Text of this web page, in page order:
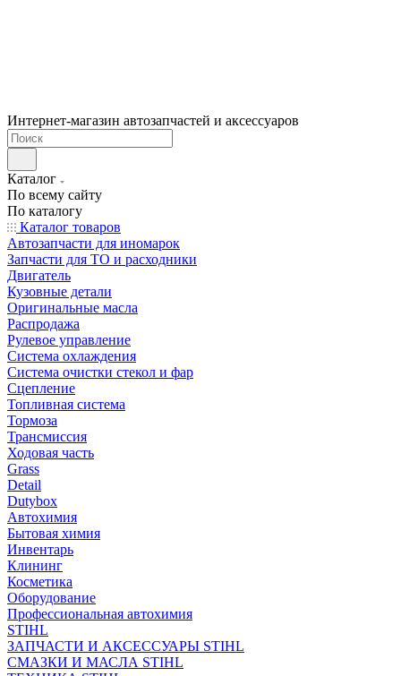
Интернет-магазин автозапчастей и аксессуаров
Каталог
По всему сайту
По каталогу
Каталог товаров
Автозапчасти для иномарок
Запчасти для ТО и расходники
Двигатель
Кузовные детали
Оригинальные масла
Распродажа
Рулевое управление
Система охлаждения
Система очистки стекол и фар
Сцепление
Топливная система
Тормоза
Трансмиссия
Ходовая часть
Grass
Detail
Dutybox
Автохимия
Бытовая химия
Инвентарь
Клининг
Косметика
Оборудование
Профессиональная автохимия
STIHL
ЗАПЧАСТИ И АКСЕССУАРЫ STIHL
СМАЗКИ И МАСЛА STIHL